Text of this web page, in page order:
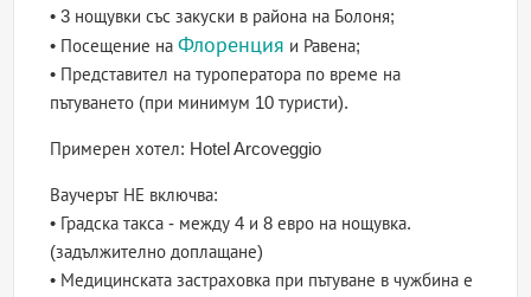
• 3 нощувки със закуски в района на Болоня;
• Посещение наФлоренция и Равена;
• Представител на туроператора по време на
пътуването (при минимум 10 туристи).
Примерен хотел: Hotel Arcoveggio
Ваучерът НЕ включва:
• Градска такса - между 4 и 8 евро на нощувка.
(задължително доплащане)
• Медицинската застраховка при пътуване в чужбина е